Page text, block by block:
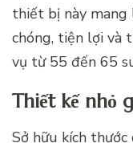
thiết bị này mang
chóng, tiện lợi và
vụ từ 55 đến 65
Thiết kế nhỏ
Sở hữu kích